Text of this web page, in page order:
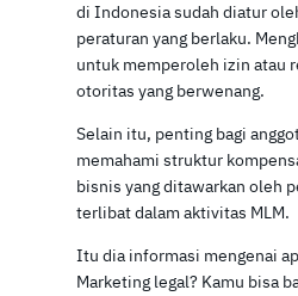
di Indonesia sudah diatur
peraturan yang berlaku.
untuk memperoleh izin atau
otoritas yang berwenang.
Selain itu, penting bagi
memahami struktur
bisnis yang ditawarkan oleh
terlibat dalam aktivitas MLM.
Itu dia informasi mengenai
Marketing legal? Kamu bisa